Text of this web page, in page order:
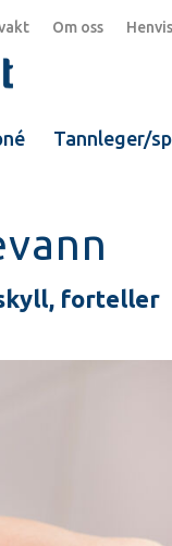
Om oss
Tannleger/
forteller